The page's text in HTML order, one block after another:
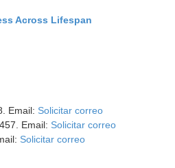
Across Lifespan
Email: Solicitar correo
Email: Solicitar correo
Solicitar correo